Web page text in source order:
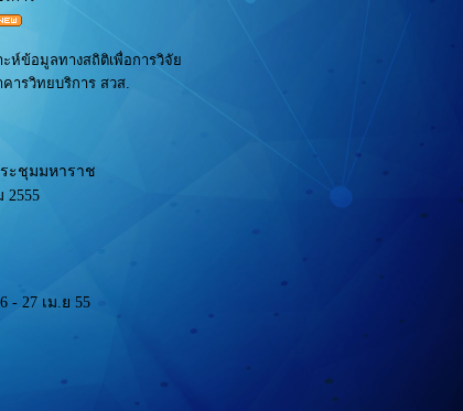
ห์ข้อมูลทางสถิติเพื่อการวิจัย
ารวิทยบริการ สวส.
ะชุมมหาราช
27 เม.ย 55